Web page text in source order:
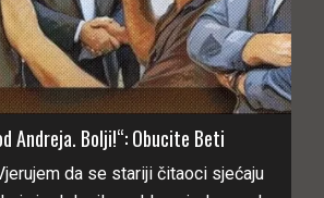
Andreja. Bolji!“: Obucite Beti
da se stariji čitaoci sjećaju